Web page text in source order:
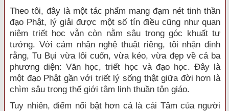
Theo tôi, đây là một tác phẩm mang đạm nét tinh thần
đạo Phật, lý giải được một số tín điều cũng như quan
niệm triết học vẫn còn nằm sâu trong góc khuất tư
tưởng. Với cảm nhận nghệ thuật riêng, tôi nhận định
rằng, Tu Bụi vừa lôi cuốn, vừa kéo, vừa đẹp về cả ba
phương diện: Văn học, triết học và đạo học. Đây là
một đạo Phật gần với triết lý sống thật giữa đời hơn là
chìm sâu trong thế giới tâm linh thuần tôn giáo.
Tuy nhiên, điểm nổi bật hơn cả là cái Tâm của người